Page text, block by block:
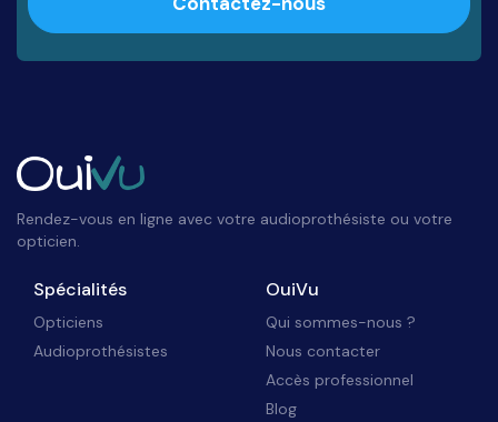
Rendez-vous en ligne avec votre audioprothésiste ou votre
opticien.
Spécialités
Opticiens
Audioprothésistes
OuiVu
Qui sommes-nous ?
Nous contacter
Accès professionnel
Blog